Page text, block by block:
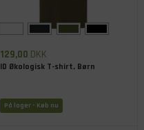
129,00 DKK
ID Økologisk T-shirt, Børn
På lager - Køb nu